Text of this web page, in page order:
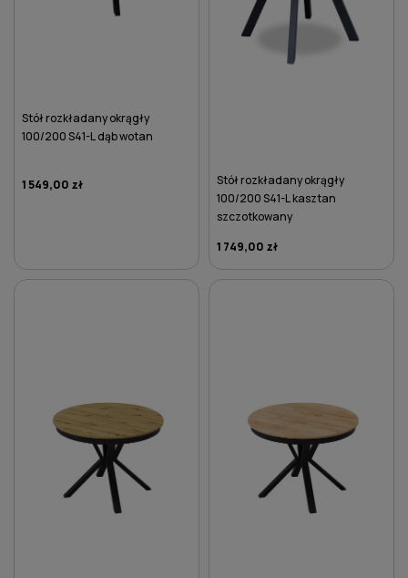
Stół rozkładany okrągły
100/200 S41-L dąb wotan
1 549,00 zł
Stół rozkładany okrągły
100/200 S41-L kasztan
szczotkowany
1 749,00 zł